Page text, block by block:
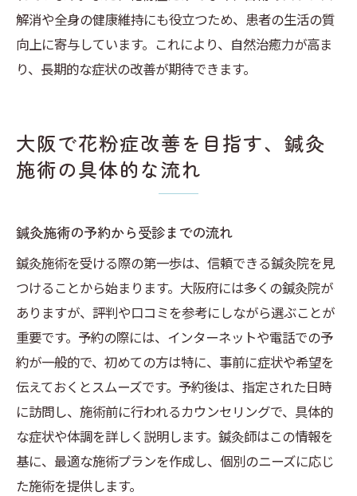
解消や全身の健康維持にも役立つため、患者の生活の質
向上に寄与しています。これにより、自然治癒力が高ま
り、長期的な症状の改善が期待できます。
大阪で花粉症改善を目指す、鍼灸
施術の具体的な流れ
鍼灸施術の予約から受診までの流れ
鍼灸施術を受ける際の第一歩は、信頼できる鍼灸院を見
つけることから始まります。大阪府には多くの鍼灸院が
ありますが、評判や口コミを参考にしながら選ぶことが
重要です。予約の際には、インターネットや電話での予
約が一般的で、初めての方は特に、事前に症状や希望を
伝えておくとスムーズです。予約後は、指定された日時
に訪問し、施術前に行われるカウンセリングで、具体的
な症状や体調を詳しく説明します。鍼灸師はこの情報を
基に、最適な施術プランを作成し、個別のニーズに応じ
た施術を提供します。